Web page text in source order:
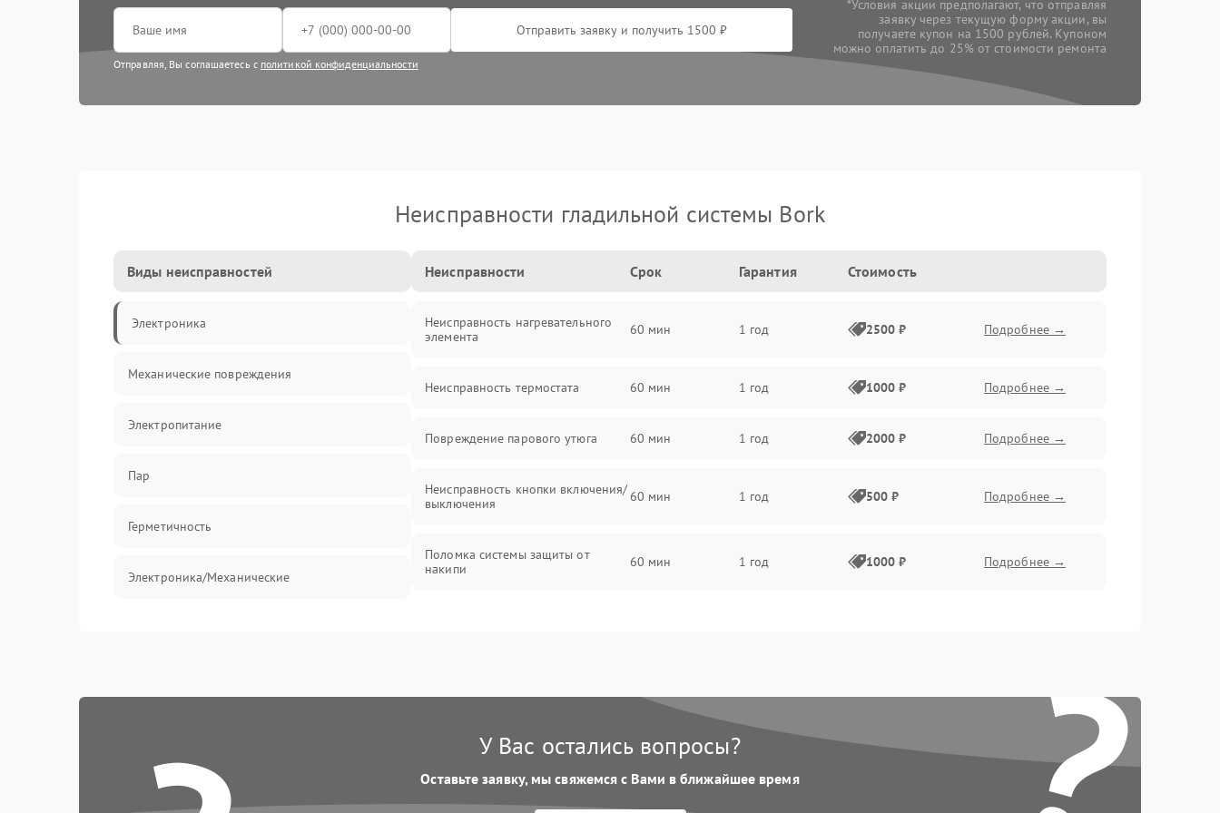
Отправить заявку и получить 1500 ₽
Отправляя, Вы соглашаетесь с политикой конфиденциальности
*Условия акции предполагают, что отправляя
заявку через текущую форму акции, вы
получаете купон на 1500 рублей. Купоном
можно оплатить до 25% от стоимости ремонта
Неисправности гладильной системы Bork
Виды неисправностей
Электроника
Механические повреждения
Электропитание
Пар
Герметичность
Электроника/Механические
Неисправности Срок Гарантия Стоимость
Неисправность нагревательного
элемента
60 мин 1 год 2500 ₽ Подробнее →
Неисправность термостата 60 мин 1 год 1000 ₽ Подробнее →
Повреждение парового утюга 60 мин 1 год 2000 ₽ Подробнее →
Неисправность кнопки включения/
выключения
60 мин 1 год 500 ₽ Подробнее →
Поломка системы защиты от
накипи
60 мин 1 год 1000 ₽ Подробнее →
отключения
Неисправность системы подачи
60 мин Подробнее →
У Вас остались вопросы?
Оставьте заявку, мы свяжемся с Вами в ближайшее время